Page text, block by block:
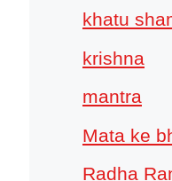
khatu
krishna
mantra
Mata ke
Radha